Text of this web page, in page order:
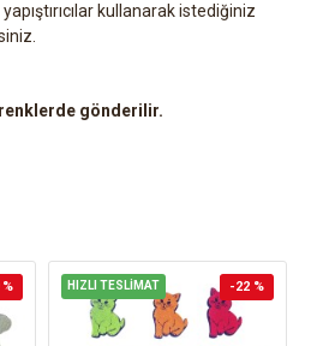
kullanarak istediğiniz
gönderilir.
HIZLI TESLİMAT -22 %